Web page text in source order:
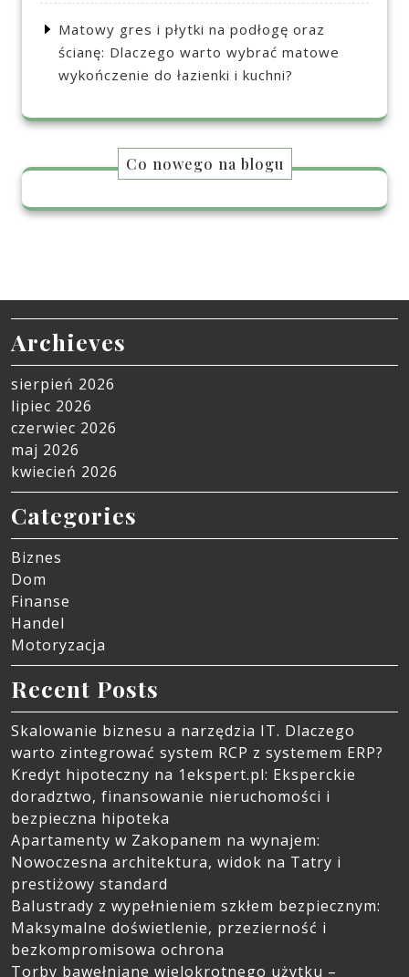
Matowy gres i płytki na podłogę oraz
ścianę: Dlaczego warto wybrać matowe
wykończenie do łazienki i kuchni?
Co nowego na blogu
Archieves
sierpień 2026
lipiec 2026
czerwiec 2026
maj 2026
kwiecień 2026
Categories
Biznes
Dom
Finanse
Handel
Motoryzacja
Recent Posts
Skalowanie biznesu a narzędzia IT. Dlaczego
warto zintegrować system RCP z systemem ERP?
Kredyt hipoteczny na 1ekspert.pl: Eksperckie
doradztwo, finansowanie nieruchomości i
bezpieczna hipoteka
Apartamenty w Zakopanem na wynajem:
Nowoczesna architektura, widok na Tatry i
prestiżowy standard
Balustrady z wypełnieniem szkłem bezpiecznym:
Maksymalne doświetlenie, przezierność i
bezkompromisowa ochrona
Torby bawełniane wielokrotnego użytku –